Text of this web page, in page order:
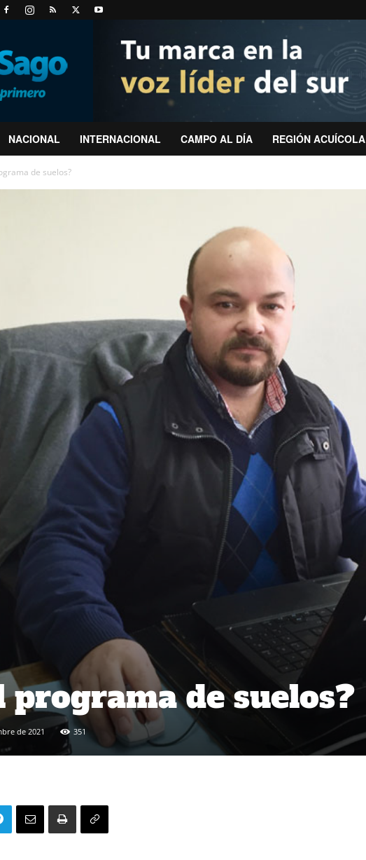
NACIONAL INTERNACIONAL CAMPO AL DÍA REGIÓN ACUÍCOLA
de suelos?
programa de suelos?
de 2021 351